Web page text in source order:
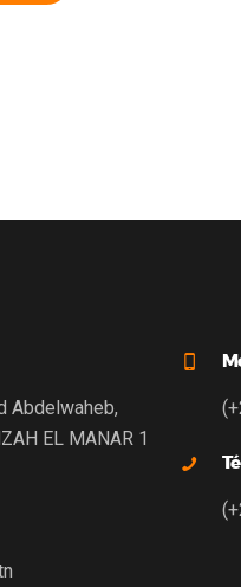
Abdelwaheb,
EL MANAR 1